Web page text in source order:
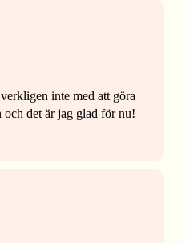
inte med att göra
det är jag glad för nu!